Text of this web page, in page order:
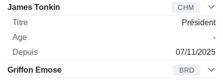
James Tonkin CHM
Président
-
07/11/2025
Griffon Emose BRD